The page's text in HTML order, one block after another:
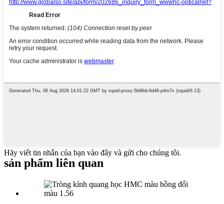
Hãy viết tin nhắn của bạn vào đây và gửi cho chúng tôi.
sản phẩm liên quan